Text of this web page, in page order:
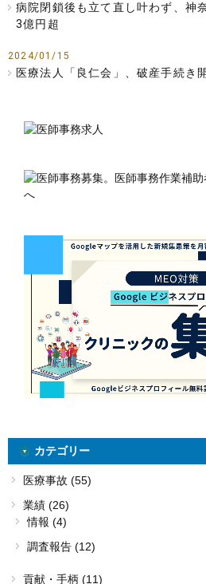
病院閉鎖後も立て直し叶わず、神
3億円超
2024/01/15
医療法人「良仁会」、破産手続き
カテゴリー
医療事故 (55)
業績 (26)
情報 (4)
調査報告 (12)
貢献・手柄 (11)